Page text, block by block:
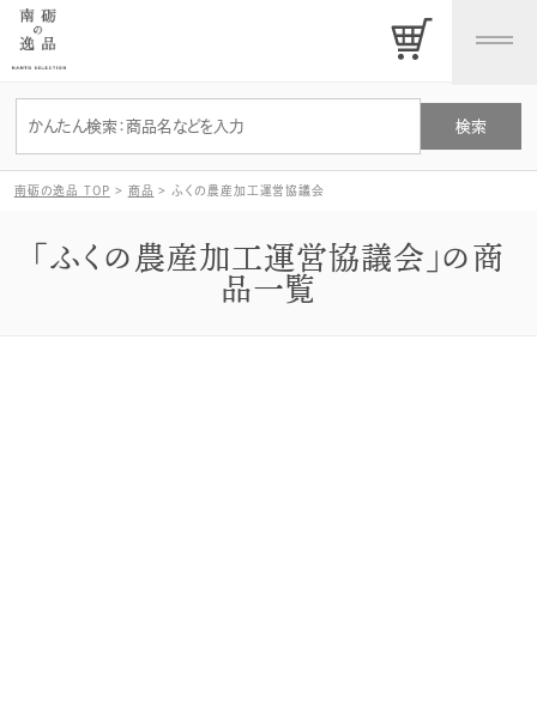
南砺の逸品 TOP > 商品 > ふくの農産加工運営協議会
「ふくの農産加工運営協議会」の商
品一覧